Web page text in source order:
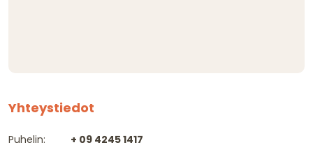
Yhteystiedot
Puhelin:
+ 09 4245 1417